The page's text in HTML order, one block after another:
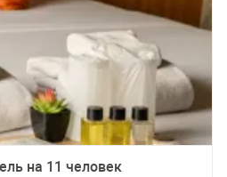
на 11 человек